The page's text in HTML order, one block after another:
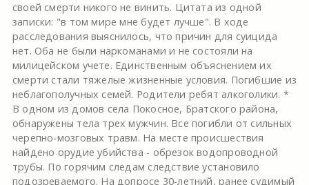
своей смерти никого не винить. Цитата из одной
записки: "в том мире мне будет лучше". В ходе
расследования выяснилось, что причин для суицида
нет. Оба не были наркоманами и не состояли на
милицейском учете. Единственным объяснением их
смерти стали тяжелые жизненные условия. Погибшие из
неблагополучных семей. Родители ребят алкоголики. *
В одном из домов села Покосное, Братского района,
обнаружены тела трех мужчин. Все погибли от сильных
черепно-мозговых травм. На месте происшествия
найдено орудие убийства - обрезок водопроводной
трубы. По горячим следам следствие установило
подозреваемого. На допросе 30-летний, ранее судимый